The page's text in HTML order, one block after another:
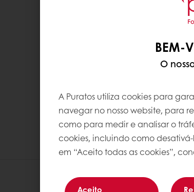
BEM-
O
A Puratos utiliza cookies para
navegar no nosso website, para
como para medir e analisar o
cookies, incluindo como desativá-
em “Aceito todas as cookies”,
Aceito